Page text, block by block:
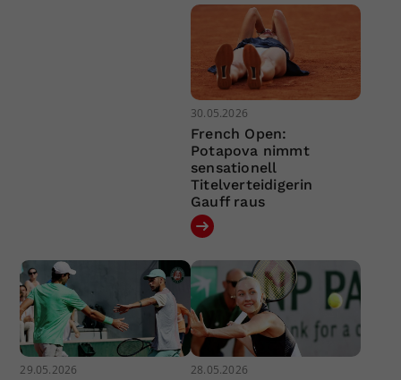
30.05.2026
French Open:
Potapova nimmt
sensationell
Titelverteidigerin
Gauff raus
29.05.2026 28.05.2026